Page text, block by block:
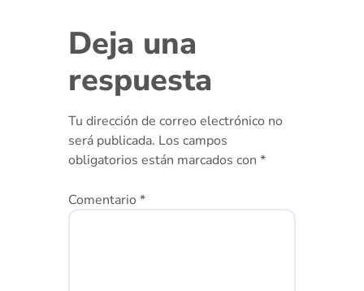
Deja una
respuesta
Tu dirección de correo electrónico no
será publicada. Los campos
obligatorios están marcados con *
Comentario *